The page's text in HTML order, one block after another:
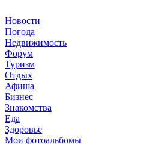
Новости
Погода
Недвижимость
Форум
Туризм
Отдых
Афиша
Бизнес
Знакомства
Еда
Здоровье
Мои фотоальбомы